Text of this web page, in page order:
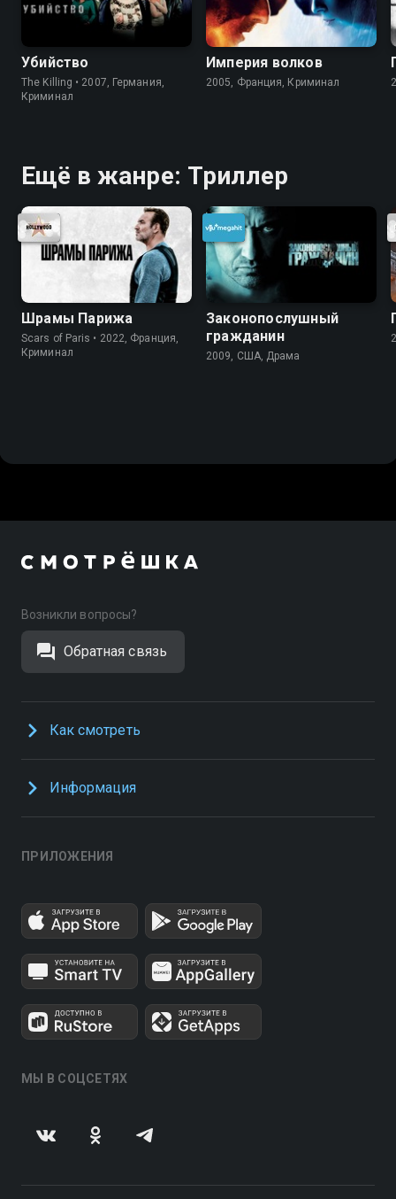
Убийство
The Killing • 2007, Германия,
Криминал
Империя волков
2005, Франция, Криминал
Ещё в жанре: Триллер
Шрамы Парижа
Scars of Paris • 2022, Франция,
Криминал
Законопослушный
гражданин
2009, США, Драма
Возникли вопросы?
Обратная связь
Как смотреть
Информация
ПРИЛОЖЕНИЯ
МЫ В СОЦСЕТЯХ